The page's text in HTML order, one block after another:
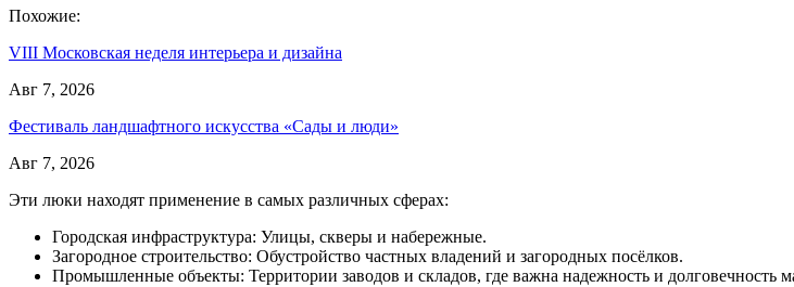
Похожие:
VIII Московская неделя интерьера и дизайна
Авг 7, 2026
Фестиваль ландшафтного искусства «Сады и люди»
Авг 7, 2026
Эти люки находят применение в самых различных сферах:
Городская инфраструктура: Улицы, скверы и набережные.
Загородное строительство: Обустройство частных владений и загородных посёлков.
Промышленные объекты: Территории заводов и складов, где важна надежность и долговечность